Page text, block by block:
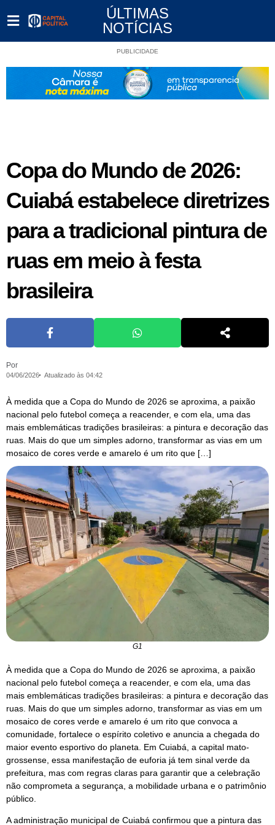
ÚLTIMAS
NOTÍCIAS
PUBLICIDADE
Copa do Mundo de 2026:
Cuiabá estabelece diretrizes
para a tradicional pintura de
ruas em meio à festa
brasileira
Por
04/06/2026 Atualizado às 04:42
À medida que a Copa do Mundo de 2026 se aproxima, a paixão
nacional pelo futebol começa a reacender, e com ela, uma das
mais emblemáticas tradições brasileiras: a pintura e decoração das
ruas. Mais do que um simples adorno, transformar as vias em um
mosaico de cores verde e amarelo é um rito que […]
G1
À medida que a Copa do Mundo de 2026 se aproxima, a paixão
nacional pelo futebol começa a reacender, e com ela, uma das
mais emblemáticas tradições brasileiras: a pintura e decoração das
ruas. Mais do que um simples adorno, transformar as vias em um
mosaico de cores verde e amarelo é um rito que convoca a
comunidade, fortalece o espírito coletivo e anuncia a chegada do
maior evento esportivo do planeta. Em Cuiabá, a capital mato-
grossense, essa manifestação de euforia já tem sinal verde da
prefeitura, mas com regras claras para garantir que a celebração
não comprometa a segurança, a mobilidade urbana e o patrimônio
público.
A administração municipal de Cuiabá confirmou que a pintura das